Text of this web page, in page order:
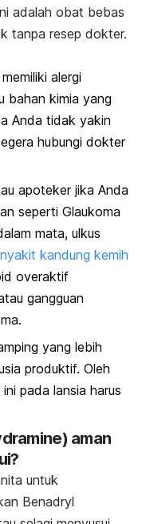
adalah obat bebas
tanpa resep dokter.
alergi
bahan kimia yang
Anda tidak yakin
hubungi dokter
apoteker jika Anda
seperti Glaukoma
mata, ulkus
kandung kemih
overaktif
gangguan
yang lebih
produktif. Oleh
pada lansia harus
aman
untuk
Benadryl